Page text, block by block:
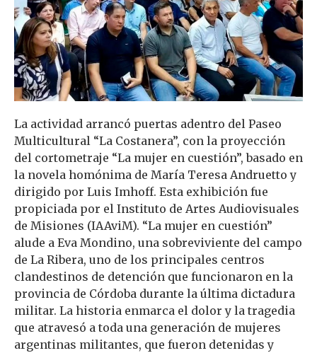
La actividad arrancó puertas adentro del Paseo
Multicultural “La Costanera”, con la proyección
del cortometraje “La mujer en cuestión”, basado en
la novela homónima de María Teresa Andruetto y
dirigido por Luis Imhoff. Esta exhibición fue
propiciada por el Instituto de Artes Audiovisuales
de Misiones (IAAviM). “La mujer en cuestión”
alude a Eva Mondino, una sobreviviente del campo
de La Ribera, uno de los principales centros
clandestinos de detención que funcionaron en la
provincia de Córdoba durante la última dictadura
militar. La historia enmarca el dolor y la tragedia
que atravesó a toda una generación de mujeres
argentinas militantes, que fueron detenidas y